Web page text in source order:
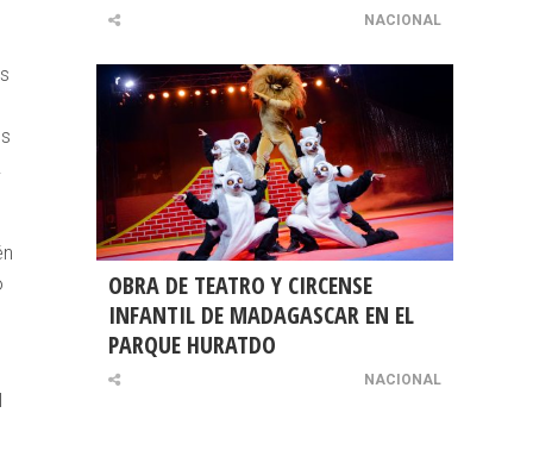
NACIONAL
OBRA DE TEATRO Y CIRCENSE
INFANTIL DE MADAGASCAR EN EL
PARQUE HURATDO
NACIONAL